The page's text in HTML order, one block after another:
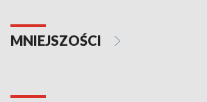
MNIEJSZOŚCI